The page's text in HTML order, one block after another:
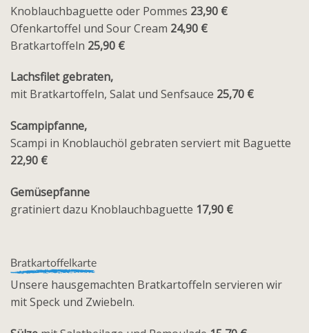
Knoblauchbaguette oder Pommes 23,90 €
Ofenkartoffel und Sour Cream 24,90 €
Bratkartoffeln 25,90 €
Lachsfilet gebraten,
mit Bratkartoffeln, Salat und Senfsauce 25,70 €
Scampipfanne,
Scampi in Knoblauchöl gebraten serviert mit Baguette
22,90 €
Gemüsepfanne
gratiniert dazu Knoblauchbaguette 17,90 €
Bratkartoffelkarte
Unsere hausgemachten Bratkartoffeln servieren wir
mit Speck und Zwiebeln.